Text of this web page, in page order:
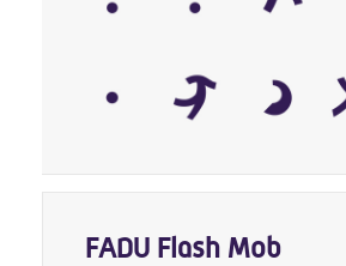
FADU Flash Mob